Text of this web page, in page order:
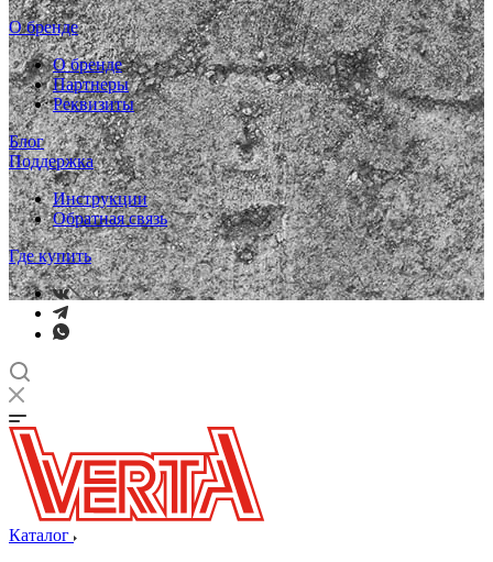
О бренде
О бренде
Партнеры
Реквизиты
Блог
Поддержка
Инструкции
Обратная связь
Где купить
Каталог